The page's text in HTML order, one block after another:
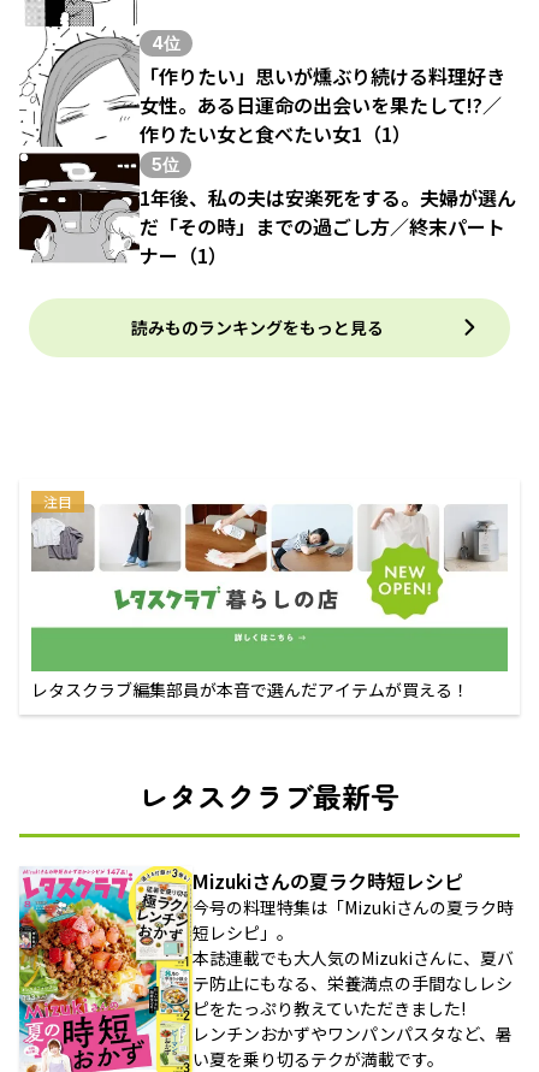
4位
「作りたい」思いが燻ぶり続ける料理好き
女性。ある日運命の出会いを果たして!?／
作りたい女と食べたい女1（1）
5位
1年後、私の夫は安楽死をする。夫婦が選ん
だ「その時」までの過ごし方／終末パート
ナー（1）
読みものランキングをもっと見る
注目
レタスクラブ編集部員が本音で選んだアイテムが買える！
レタスクラブ最新号
Mizukiさんの夏ラク時短レシピ
今号の料理特集は「Mizukiさんの夏ラク時
短レシピ」。
本誌連載でも大人気のMizukiさんに、夏バ
テ防止にもなる、栄養満点の手間なしレシ
ピをたっぷり教えていただきました!
レンチンおかずやワンパンパスタなど、暑
い夏を乗り切るテクが満載です。